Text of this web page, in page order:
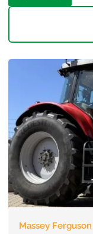
Massey Ferguson